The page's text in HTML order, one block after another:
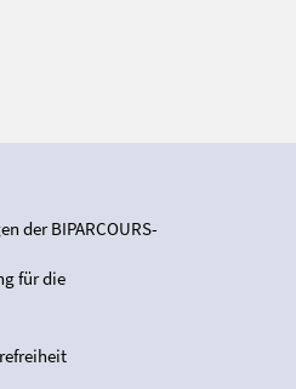
der BIPARCOURS-
für die